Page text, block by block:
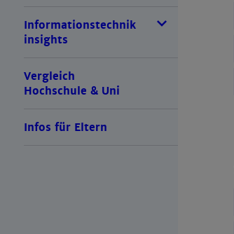
Informationstechnik
insights
Vergleich
Hochschule & Uni
Infos für Eltern